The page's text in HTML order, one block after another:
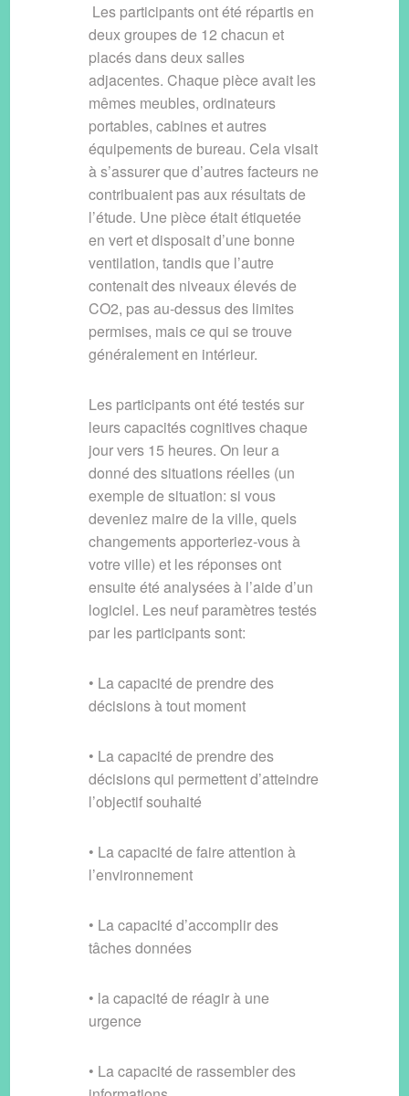
Les participants ont été répartis en
deux groupes de 12 chacun et
placés dans deux salles
adjacentes. Chaque pièce avait les
mêmes meubles, ordinateurs
portables, cabines et autres
équipements de bureau. Cela visait
à s’assurer que d’autres facteurs ne
contribuaient pas aux résultats de
l’étude. Une pièce était étiquetée
en vert et disposait d’une bonne
ventilation, tandis que l’autre
contenait des niveaux élevés de
CO2, pas au-dessus des limites
permises, mais ce qui se trouve
généralement en intérieur.
Les participants ont été testés sur
leurs capacités cognitives chaque
jour vers 15 heures. On leur a
donné des situations réelles (un
exemple de situation: si vous
deveniez maire de la ville, quels
changements apporteriez-vous à
votre ville) et les réponses ont
ensuite été analysées à l’aide d’un
logiciel. Les neuf paramètres testés
par les participants sont:
• La capacité de prendre des
décisions à tout moment
• La capacité de prendre des
décisions qui permettent d’atteindre
l’objectif souhaité
• La capacité de faire attention à
l’environnement
• La capacité d’accomplir des
tâches données
• la capacité de réagir à une
urgence
• La capacité de rassembler des